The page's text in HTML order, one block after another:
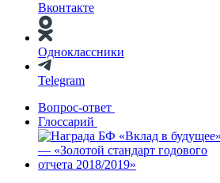
Вконтакте
Одноклассники
Telegram
Вопрос-ответ
Глоссарий